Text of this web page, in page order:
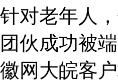
针对老年人
团伙成功被
徽网大皖客